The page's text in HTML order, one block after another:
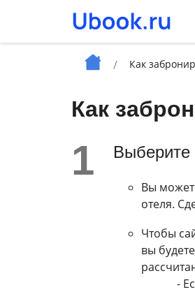
Как
Как
Выберите
Вы
отеля.
Чтобы
вы